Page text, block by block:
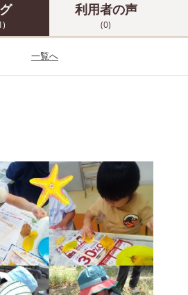
利用者の声
(0)
一覧へ